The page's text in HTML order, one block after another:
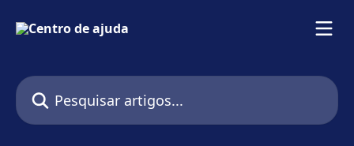
Pesquisar artigos...